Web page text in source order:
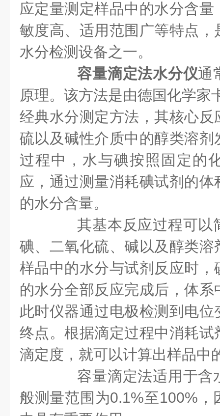
应定量测定样品中的水分含
敏度高、适用范围广等特点
水分检测设备之一。
容量滴定法水分仪通
原理。该方法是由德国化学家
经典水分测定方法，其核心
硫以及碱性介质中的醇类溶
过程中，水与碘按照固定的
应，通过测量消耗碘试剂的
的水分含量。
其基本反应过程可以
碘、二氧化硫、碱以及醇类
样品中的水分与试剂反应时
的水分全部反应完成后，体
此时仪器通过电极检测到电
终点。根据滴定过程中消耗
滴定度，就可以计算出样品中
容量滴定法适用于含
般测量范围为0.1%至100%，